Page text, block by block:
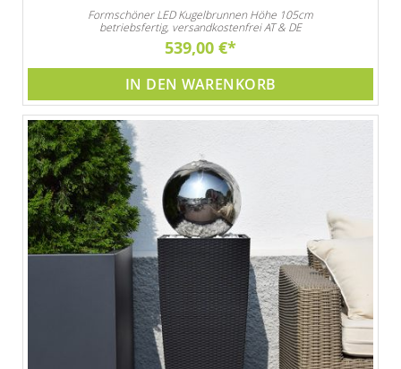
Formschöner LED Kugelbrunnen Höhe 105cm
betriebsfertig, versandkostenfrei AT & DE
539,00 €
IN DEN WARENKORB